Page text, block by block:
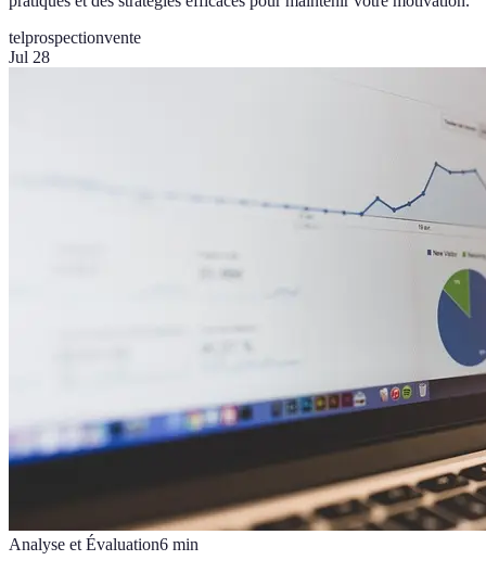
telprospectionvente
Jul 28
Analyse et Évaluation6 min